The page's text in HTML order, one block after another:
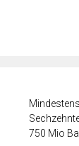
750 Mio